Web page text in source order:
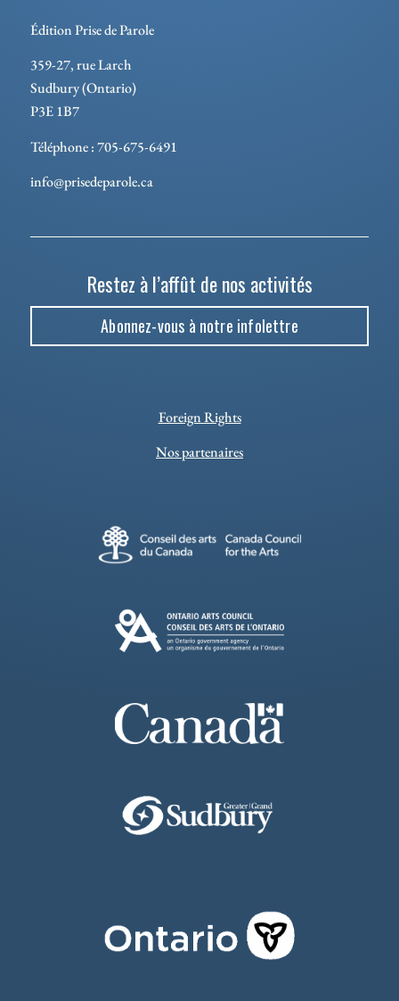
Édition Prise de Parole
359-27, rue Larch
Sudbury (Ontario)
P3E 1B7
Téléphone : 705-675-6491
info@prisedeparole.ca
Restez à l’affût de nos activités
Abonnez-vous à notre infolettre
Foreign Rights
Nos partenaires